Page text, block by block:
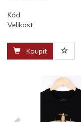
Kód
Velikost
Koupit